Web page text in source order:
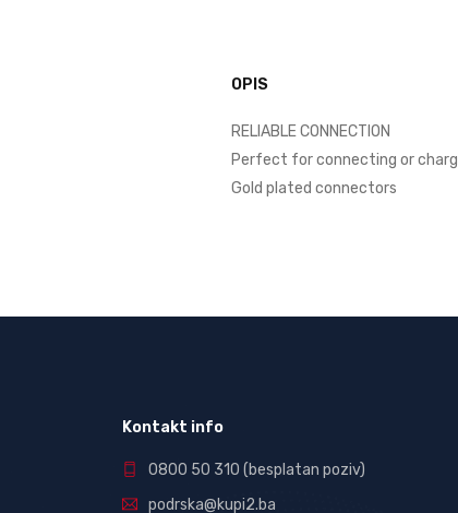
OPIS
RELIABLE CONNECTION
Perfect for connecting or
Gold plated connectors
Kontakt info
0800 50 310 (besplatan poziv)
podrska@kupi2.ba